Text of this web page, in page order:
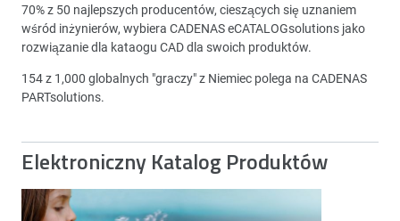
70% z 50 najlepszych producentów, cieszących się uznaniem
wśród inżynierów, wybiera CADENAS eCATALOGsolutions jako
rozwiązanie dla kataogu CAD dla swoich produktów.
154 z 1,000 globalnych "graczy" z Niemiec polega na CADENAS
PARTsolutions.
Elektroniczny Katalog Produktów